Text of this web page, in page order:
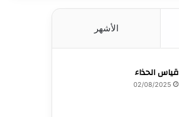
الأشهر
قياس الحذاء
02/08/2025